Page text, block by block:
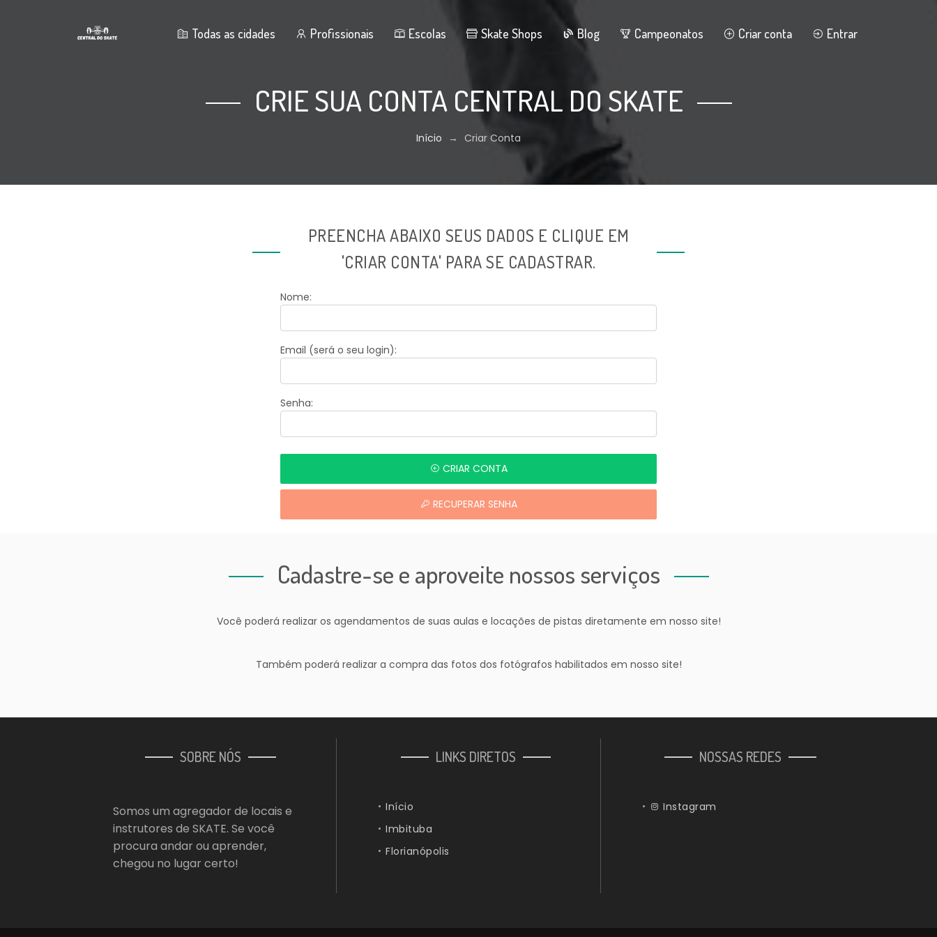
Todas as cidades Profissionais Escolas Skate Shops Blog Campeonatos Criar conta Entrar
CRIE SUA CONTA CENTRAL DO SKATE
Início → Criar Conta
PREENCHA ABAIXO SEUS DADOS E CLIQUE EM
'CRIAR CONTA' PARA SE CADASTRAR.
Nome:
Email (será o seu login):
Senha:
CRIAR CONTA
RECUPERAR SENHA
Cadastre-se e aproveite nossos serviços
Você poderá realizar os agendamentos de suas aulas e locações de pistas diretamente em nosso site!
Também poderá realizar a compra das fotos dos fotógrafos habilitados em nosso site!
SOBRE NÓS
Somos um agregador de locais e
instrutores de SKATE. Se você
procura andar ou aprender,
chegou no lugar certo!
LINKS DIRETOS
Início
Imbituba
Florianópolis
NOSSAS REDES
Instagram